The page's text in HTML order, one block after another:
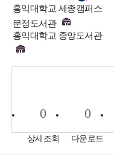
홍익대학교 세종캠퍼스
문정도서관
홍익대학교 중앙도서관
0
상세조회
0
다운로드